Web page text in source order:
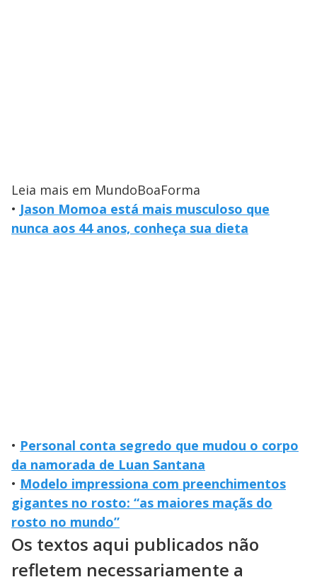
Leia mais em MundoBoaForma
• Jason Momoa está mais musculoso que
nunca aos 44 anos, conheça sua dieta
• Personal conta segredo que mudou o corpo
da namorada de Luan Santana
• Modelo impressiona com preenchimentos
gigantes no rosto: “as maiores maçãs do
rosto no mundo”
Os textos aqui publicados não
refletem necessariamente a